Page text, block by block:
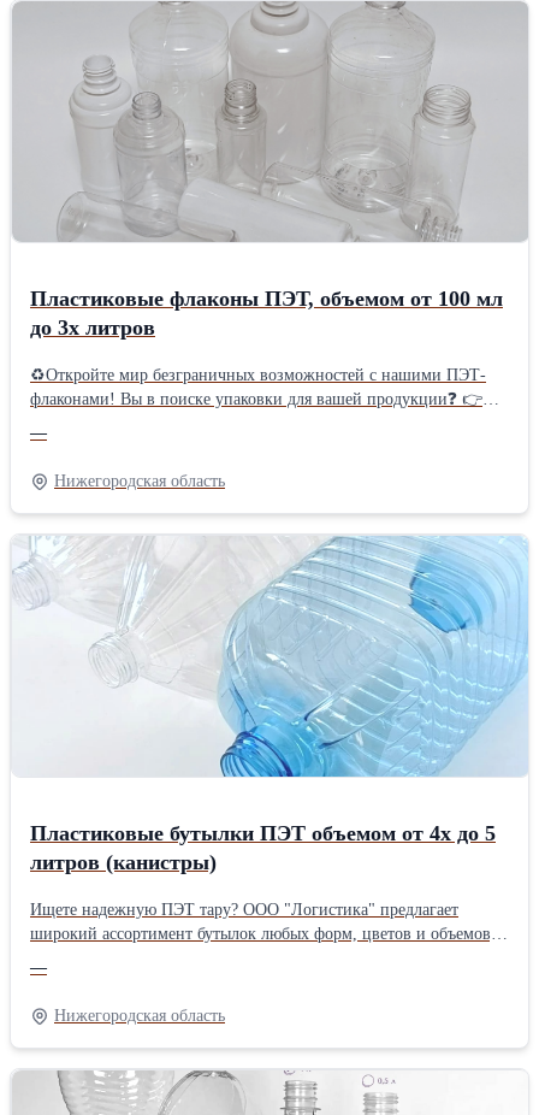
мм ✔Вес – 380 г; ✔Цвет: прозрачно-голубой, возможен под
заказ (обсуждается индивидуально, зависит от объема заказа).
✔Минимальная отгрузка 1 упаковка - 3 шт. ✔Цена: договорная
(зависит от веса тары, рассчитывается индивидуально)
✔Изготавливается из первичной преформы высокого качества.
✔Подходит для вторичной переработки! Уникальный дизайн
бутылки, позволяет производить легкую и прочную тару по
более низкой цене, предназначенную для хранения и перевозки
питьевой жидкости, установки в кулеры.
Пластиковые флаконы ПЭТ, объемом от 100 мл
до 3х литров
♻Откройте мир безграничных возможностей с нашими ПЭТ-
флаконами! Вы в поиске упаковки для вашей продукции❓ 👉Мы
объемом от 100 мл до 3 литров. 🌍tara-butylka.ru/page176269...
Почему выбирают нас? ✅Универсальность: От изящных
флаконов для косметики до вместительной тары для бытовой
химии – мы найдем решение для любой задачи! ✅Качество
продукции: Наши флаконы изготавливаются из
высококачественного ПЭТ, гарантирующего прочность и
безопасность. ✅Индивидуальный подход: Нужен уникальный
дизайн? Мы готовы помочь вам в этом! ✅Экологичность: ПЭТ –
это перерабатываемый материал, что делает наши флаконы
ответственным выбором для заботы об окружающей среде.
—
Нижегородская область
Пластиковые бутылки ПЭТ объемом от 4х до 5
литров (канистры)
Ищете надежную ПЭТ тару? ООО "Логистика" предлагает
широкий ассортимент бутылок любых форм, цветов и объемов,
Наши универсальные бестселлеры - ПЭТ бутылки на 4; 4,1; 4,4;
4,8 и 5 литров — отличный выбор для розлива воды и других
различных жидкостей. Для комплексного решения ваших задач
мы предлагаем сопутствующие товары: крышки и ручки.
Качество нашей ПЭТ тары гарантировано контролем на всех
этапах производственного процесса. 🌍Если вас заинтересовал
—
Нижегородская область